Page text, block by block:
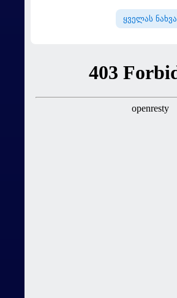
ყველას ნახვა